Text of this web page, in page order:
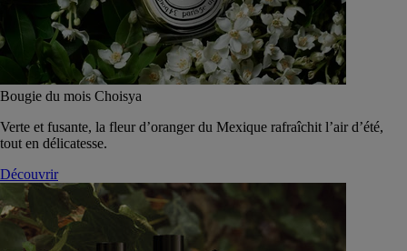
Bougie du mois Choisya
Verte et fusante, la fleur d’oranger du Mexique rafraîchit l’air d’été,
tout en délicatesse.
Découvrir